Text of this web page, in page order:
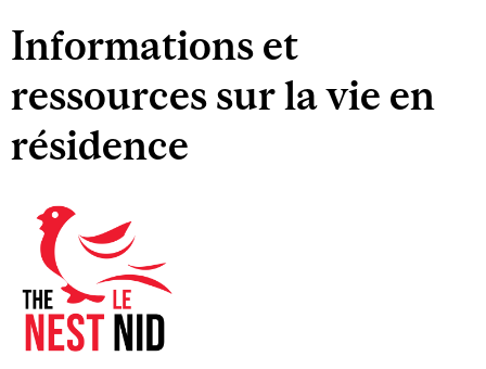
Informations et
ressources sur la vie en
résidence